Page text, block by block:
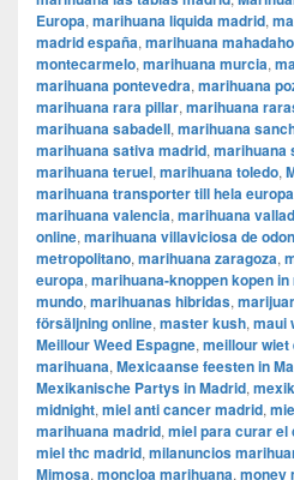
Europa, marihuana liquida madrid,
madrid españa, marihuana
montecarmelo, marihuana murcia,
marihuana pontevedra, marihuana
marihuana rara pillar, marihuana
marihuana sabadell, marihuana
marihuana sativa madrid, marihuana
marihuana teruel, marihuana toledo,
marihuana transporter till hela europa
marihuana valencia, marihuana
online, marihuana villaviciosa de odon
metropolitano, marihuana zaragoza,
europa, marihuana-knoppen kopen
mundo, marihuanas hibridas,
försäljning online, master kush, maui
Meillour Weed Espagne, meillour wiet
marihuana, Mexicaanse feesten in
Mexikanische Partys in Madrid,
midnight, miel anti cancer madrid,
marihuana madrid, miel para curar el
miel thc madrid, milanuncios
Mimosa, moncloa marihuana, money